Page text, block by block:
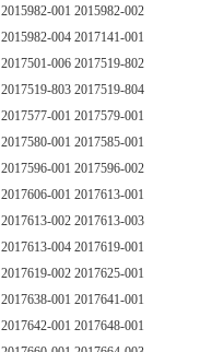
2015982-001 2015982-002
2015982-004 2017141-001
2017501-006 2017519-802
2017519-803 2017519-804
2017577-001 2017579-001
2017580-001 2017585-001
2017596-001 2017596-002
2017606-001 2017613-001
2017613-002 2017613-003
2017613-004 2017619-001
2017619-002 2017625-001
2017638-001 2017641-001
2017642-001 2017648-001